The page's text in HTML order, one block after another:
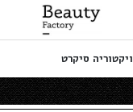
ויקטוריה סיקרט